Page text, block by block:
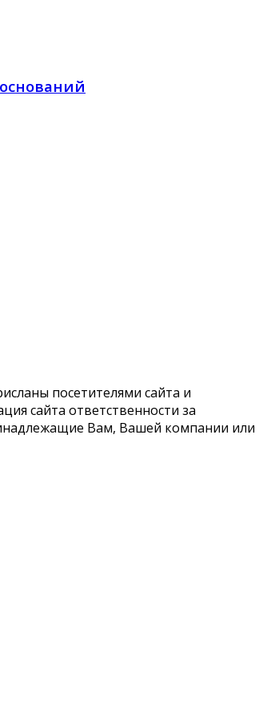
посетителями сайта и
сайта ответственности за
Вам, Вашей компании или